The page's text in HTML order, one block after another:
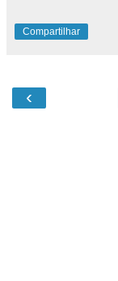
Compartilhar
‹